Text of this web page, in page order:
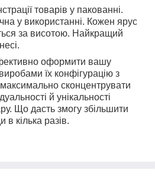
товарів у пакованні.
у використанні. Кожен ярус
за висотою. Найкращий
оформити вашу
їх конфігурацію з
сконцентрувати
й унікальності
Що дасть змогу збільшити
в кілька разів.